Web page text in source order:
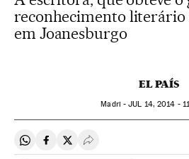
reconhecimento literário
em Joanesburgo
EL PAÍS
Madri -JUL 14, 2014 -
Compartir en Whatsapp
Compartir en Facebook
Compartir en Twitter
Desplegar Redes